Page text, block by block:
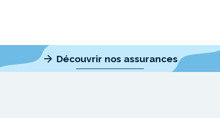
arrow_forward Découvrir nos assurances